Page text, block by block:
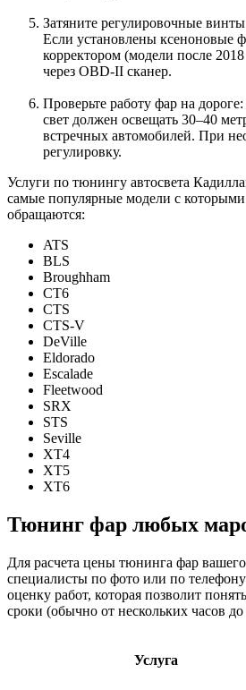
Затяните регулировочные
Если установлены ксеноновые
корректором (модели после
через OBD-II сканер.
Проверьте работу фар на
свет должен освещать 30–40
встречных автомобилей. При
регулировку.
Услуги по тюнингу автосвета
самые популярные модели с
обращаются:
ATS
BLS
Broughham
CT6
CTS
CTS-V
DeVille
Eldorado
Escalade
Fleetwood
SRX
STS
Seville
XT4
XT5
XT6
Тюнинг фар любых
Для расчета цены тюнинга фар
специалисты по фото или по
оценку работ, которая позволит
сроки (обычно от нескольких часов
Услуга